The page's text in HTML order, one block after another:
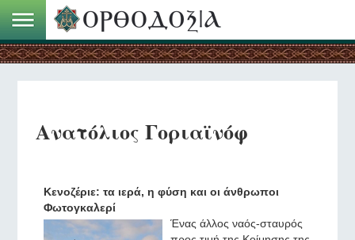
Ανατόλιος Γοριαϊνόφ
Κενοζέριε: τα ιερά, η φύση και οι άνθρωποι
Φωτογκαλερί
Ένας άλλος ναός-σταυρός